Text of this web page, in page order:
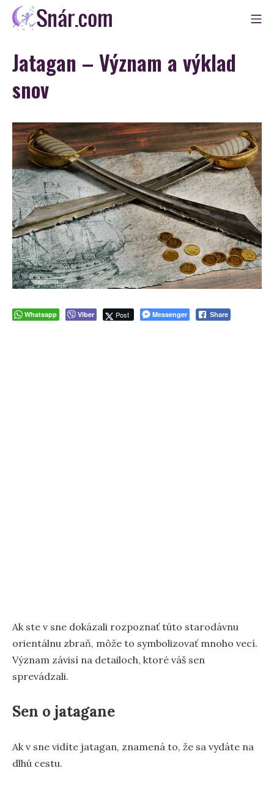
Skip
Snár
Jatagan – Význam a výklad
snov
Whatsapp Viber Post Messenger Share
Ak ste v sne dokázali rozpoznať túto starodávnu
orientálnu zbraň, môže to symbolizovať mnoho vecí.
Význam závisí na detailoch, ktoré váš sen
sprevádzali.
Sen o jatagane
Ak v sne vidíte jatagan, znamená to, že sa vydáte na
dlhú cestu.